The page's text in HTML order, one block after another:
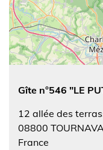
Gîte n°546 "LE
12 allée des
08800
France